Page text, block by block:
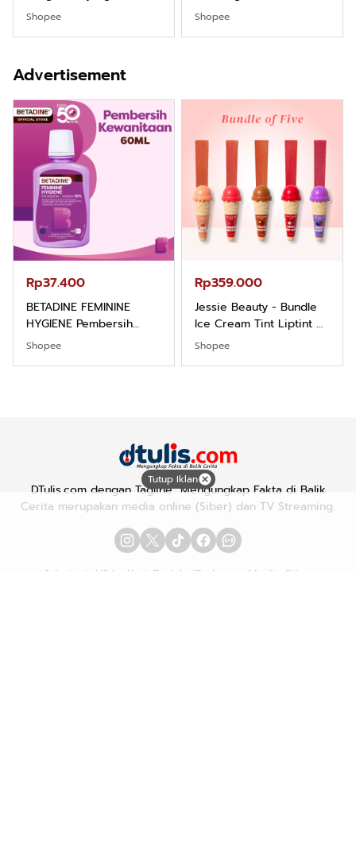
Kemeja Batik Pria
Dewasa Lengan Panjang
Santai Slimfit Formal
Shopee
Care Perawatan
Keputihan Kewanitaan
Shopee
Advertisement
Rp37.400
BETADINE FEMININE
HYGIENE Pembersih
Kewanitaan 60ml
Shopee
Rp359.000
Jessie Beauty - Bundle
Ice Cream Tint Liptint All
Variant
Shopee
Tutup Iklan
DTulis.com dengan Tagline "Mengungkap Fakta di Balik
Cerita merupakan media online (Siber) dan TV Streaming.
Advetorial/Iklan Karir RedaksiPedoman Media Siber